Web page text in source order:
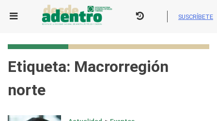
SUSCRÍBETE
Etiqueta: Macrorregión
norte